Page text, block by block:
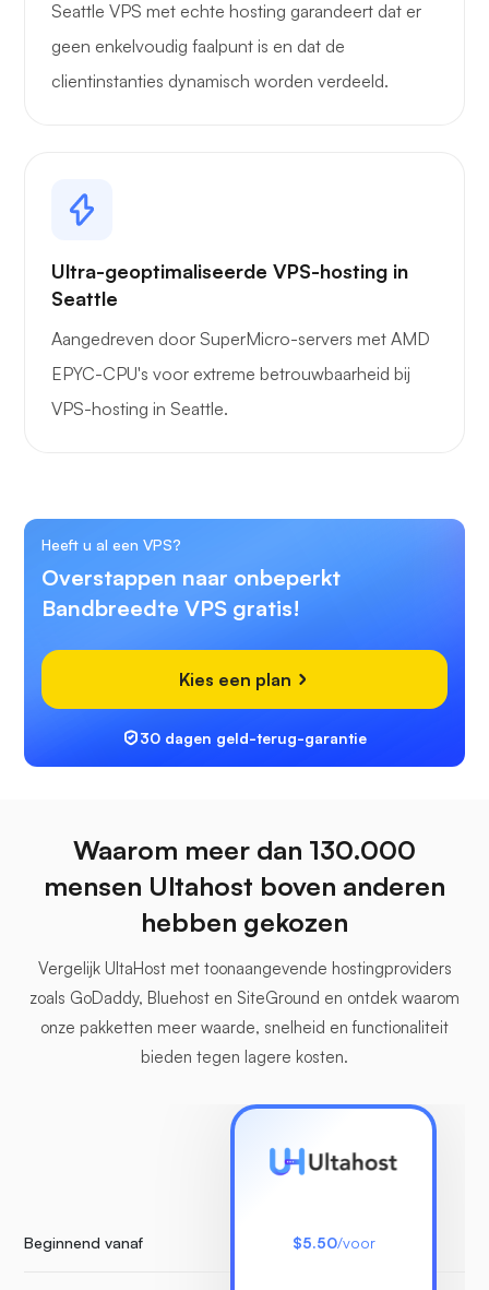
Seattle VPS met echte hosting garandeert dat er
geen enkelvoudig faalpunt is en dat de
clientinstanties dynamisch worden verdeeld.
Ultra-geoptimaliseerde VPS-hosting in
Seattle
Aangedreven door SuperMicro-servers met AMD
EPYC-CPU's voor extreme betrouwbaarheid bij
VPS-hosting in Seattle.
Heeft u al een VPS?
Overstappen naar onbeperkt
Bandbreedte VPS gratis!
Kies een plan
30 dagen geld-terug-garantie
Waarom meer dan 130.000
mensen Ultahost boven anderen
hebben gekozen
Vergelijk UltaHost met toonaangevende hostingproviders
zoals GoDaddy, Bluehost en SiteGround en ontdek waarom
onze pakketten meer waarde, snelheid en functionaliteit
bieden tegen lagere kosten.
Beginnend vanaf $5.50/voor